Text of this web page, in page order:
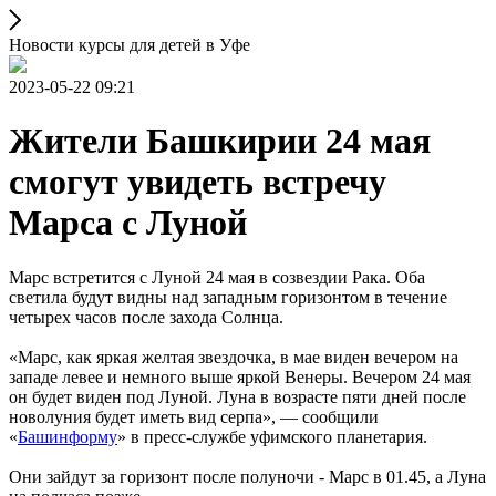
Новости курсы для детей в Уфе
2023-05-22 09:21
Жители Башкирии 24 мая
смогут увидеть встречу
Марса с Луной
Марс встретится с Луной 24 мая в созвездии Рака. Оба
светила будут видны над западным горизонтом в течение
четырех часов после захода Солнца.
«Марс, как яркая желтая звездочка, в мае виден вечером на
западе левее и немного выше яркой Венеры. Вечером 24 мая
он будет виден под Луной. Луна в возрасте пяти дней после
новолуния будет иметь вид серпа», — сообщили
«Башинформу» в пресс-службе уфимского планетария.
Они зайдут за горизонт после полуночи - Марс в 01.45, а Луна